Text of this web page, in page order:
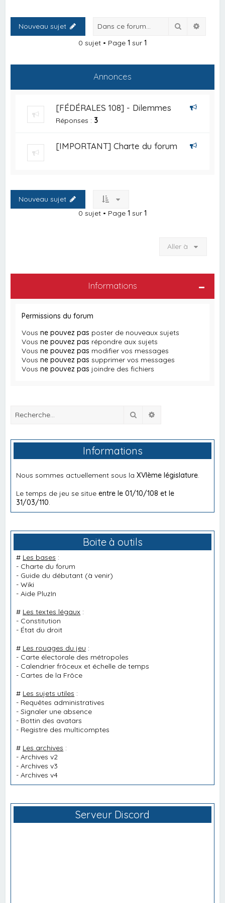
Nouveau sujet Rechercher
0 sujet • Page 1 sur 1
Annonces
[FÉDÉRALES 108] - Dilemmes
Réponses : 3
[IMPORTANT] Charte du forum
Nouveau sujet
0 sujet • Page 1 sur 1
Aller à
Informations
Permissions du forum
Vousne pouvez pas poster de nouveaux sujets
Vousne pouvez pas répondre aux sujets
Vousne pouvez pas modifier vos messages
Vousne pouvez pas supprimer vos messages
Vousne pouvez pas joindre des fichiers
Rechercher
Informations
Nous sommes actuellement sous laXVIème législature
Le temps de jeu se situeentre le 01/10/108 et le
31/03/110
Boite à outils
# Les bases :
- Charte du forum
- Guide du débutant (à venir)
-Wiki
-Aide PluzIn
# Les textes légaux :
- Constitution
- État du droit
# Les rouages du jeu :
- Carte électorale des métropoles
- Calendrier frôceux et échelle de temps
- Cartes de la Frôce
# Les sujets utiles :
- Requêtes administratives
-Signaler une absence
- Bottin des avatars
- Registre des multicomptes
# Les archives :
-Archives v2
-Archives v3
-Archives v4
Serveur Discord